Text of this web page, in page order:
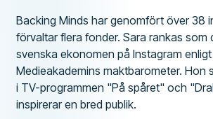
Backing Minds har genomfört över 38
förvaltar flera fonder. Sara rankas som
svenska ekonomen på Instagram enligt
Medieakademins maktbarometer. Hon
i TV-programmen "På spåret" och
inspirerar en bred publik.